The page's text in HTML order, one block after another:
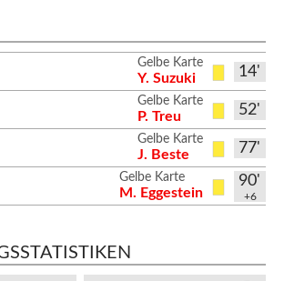
14'
Gelbe Karte
Y. Suzuki
52'
Gelbe Karte
P. Treu
77'
Gelbe Karte
J. Beste
90'
+6
Gelbe Karte
M. Eggestein